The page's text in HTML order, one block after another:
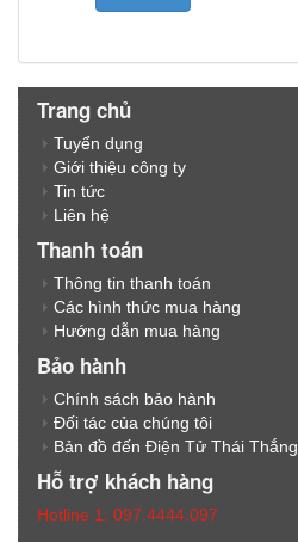
Trang chủ
Tuyển dụng
Giới thiệu công ty
Tin tức
Liên hệ
Thanh toán
Thông tin thanh toán
Các hình thức mua hàng
Hướng dẫn mua hàng
Bảo hành
Chính sách bảo hành
Đối tác của chúng tôi
Bản đồ đến Điện Tử Thái Thắng
Hỗ trợ khách hàng
Hotline 1: 097.4444.097